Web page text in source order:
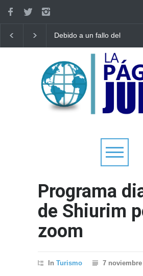
Debido a un fallo del
tribunales rabínicos se
enfrentan a un cierre a
partir del domingo
Programa
de Shiurim
zoom
In Turismo 7 noviembre